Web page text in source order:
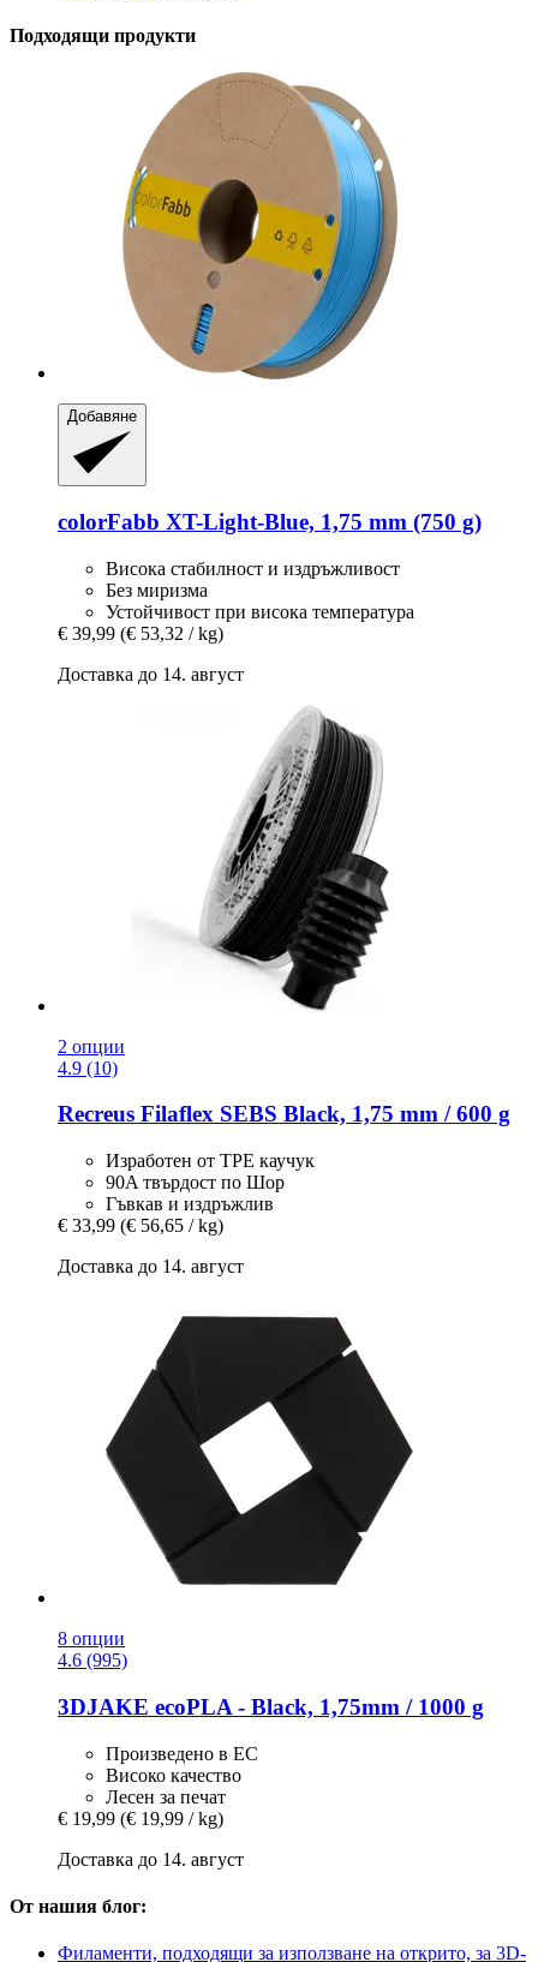
Подходящи продукти
Добавяне
colorFabb XT-​Light-​Blue, 1,75 mm (750 g)
Висока стабилност и издръжливост
Без миризма
Устойчивост при висока температура
€ 39,99 (€ 53,32 / kg)
Доставка до 14. август
2 опции
4.9 (10)
Recreus Filaflex SEBS Black, 1,75 mm / 600 g
Изработен от TPE каучук
90A твърдост по Шор
Гъвкав и издръжлив
€ 33,99 (€ 56,65 / kg)
Доставка до 14. август
8 опции
4.6 (995)
3DJAKE ecoPLA -​ Black, 1,75mm / 1000 g
Произведено в ЕС
Високо качество
Лесен за печат
€ 19,99 (€ 19,99 / kg)
Доставка до 14. август
От нашия блог:
Филаменти, подходящи за използване на открито, за 3D-